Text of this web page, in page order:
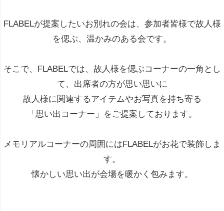
FLABELが提案したいお別れの会は、参加者皆様で故人様
を偲ぶ、温かみのある会です。
そこで、FLABELでは、故人様を偲ぶコーナーの一角とし
て、出席者の方が思い思いに
故人様に関連するアイテムやお写真を持ち寄る
「思い出コーナー」をご提案しております。
メモリアルコーナーの周囲にはFLABELがお花で装飾しま
す。
懐かしい思い出が会場を暖かく包みます。